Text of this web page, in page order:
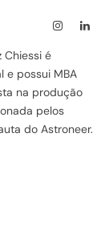
Instagram
Chiessi é
e possui MBA
na produção
pelos
do Astroneer.